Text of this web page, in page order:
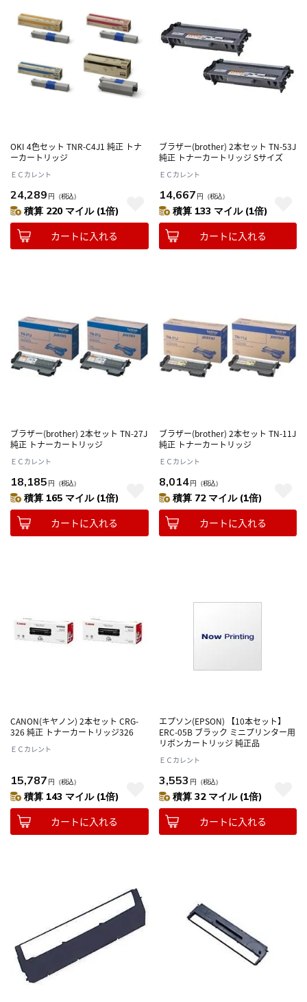
OKI 4色セット TNR-C4J1 純正 トナ
ーカートリッジ
ＥＣカレント
24,289 円 （税込）
積算 220 マイル (1倍)
カートに入れる
ブラザー(brother) 2本セット TN-53J
純正 トナーカートリッジ Sサイズ
ＥＣカレント
14,667 円 （税込）
積算 133 マイル (1倍)
カートに入れる
ブラザー(brother) 2本セット TN-27J
純正 トナーカートリッジ
ＥＣカレント
18,185 円 （税込）
積算 165 マイル (1倍)
カートに入れる
ブラザー(brother) 2本セット TN-11J
純正 トナーカートリッジ
ＥＣカレント
8,014円 （税込）
積算 72 マイル (1倍)
カートに入れる
CANON(キヤノン) 2本セット CRG-
326 純正 トナーカートリッジ326
ＥＣカレント
15,787 円 （税込）
積算 143 マイル (1倍)
カートに入れる
エプソン(EPSON) 【10本セット】
ERC-05B ブラック ミニプリンター用
リボンカートリッジ 純正品
ＥＣカレント
3,553 円 （税込）
積算 32 マイル (1倍)
カートに入れる